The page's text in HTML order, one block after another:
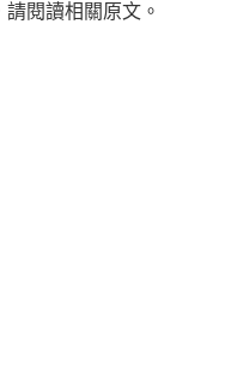
閱讀相關原文。